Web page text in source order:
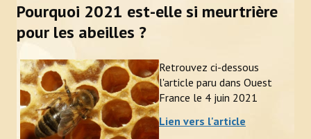
Histoire et vocation du syndicat
Adhérer au syndicat
La presse en parle
Newsletter Bzzz Bzz Bzh
Pourquoi 2021 est-elle si meurtrière
pour les abeilles ?
Retrouvez ci-dessous
l'article paru dans Ouest
France le 4 juin 2021
Lien vers l'article